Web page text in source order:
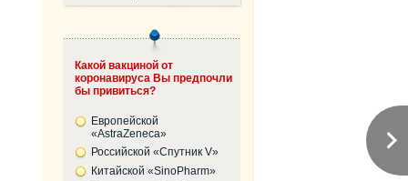
Какой вакциной от
коронавируса Вы предпочли
бы привиться?
Европейской
«AstraZeneca»
Российской «Спутник V»
Китайской «SinoPharm»